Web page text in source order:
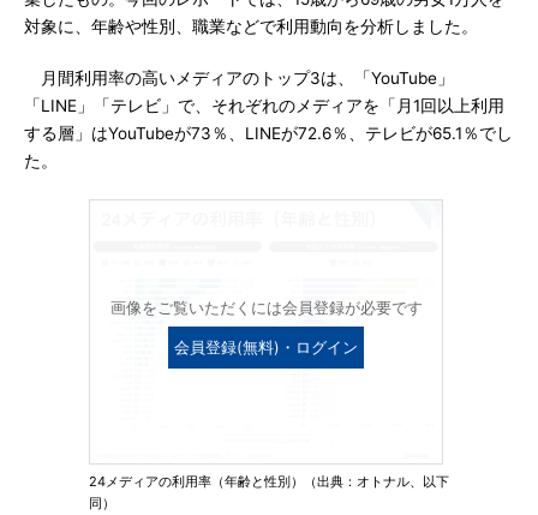
対象に、年齢や性別、職業などで利用動向を分析しました。
月間利用率の高いメディアのトップ3は、「YouTube」
「LINE」「テレビ」で、それぞれのメディアを「月1回以上利用
する層」はYouTubeが73％、LINEが72.6％、テレビが65.1％でし
た。
画像をご覧いただくには会員登録が必要です
会員登録(無料)・ログイン
24メディアの利用率（年齢と性別）（出典：オトナル、以下
同）